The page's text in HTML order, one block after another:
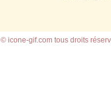
© icone-gif.com tous droits